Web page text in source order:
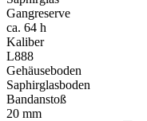
Gangreserve
ca. 64 h
Kaliber
L888
Gehäuseboden
Saphirglasboden
Bandanstoß
20 mm